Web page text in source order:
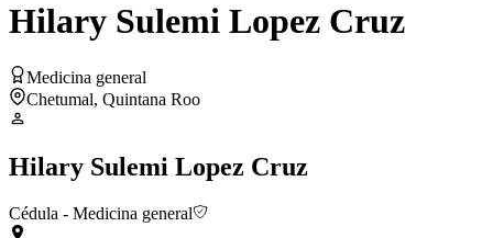
Hilary Sulemi Lopez Cruz
Medicina general
Chetumal, Quintana Roo
Hilary Sulemi Lopez Cruz
Cédula - Medicina general